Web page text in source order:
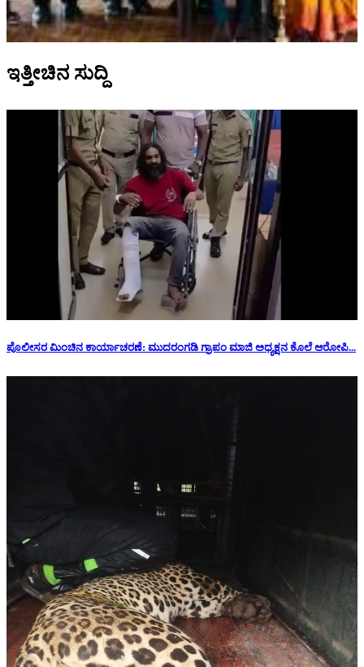
ಇತ್ತೀಚಿನ ಸುದ್ದಿ
ಪೊಲೀಸರ ಮಿಂಚಿನ ಕಾರ್ಯಾಚರಣೆ: ಮುದರಂಗಡಿ ಗ್ರಾಪಂ ಮಾಜಿ ಅಧ್ಯಕ್ಷನ‌ ಕೊಲೆ ಆರೋಪಿ...